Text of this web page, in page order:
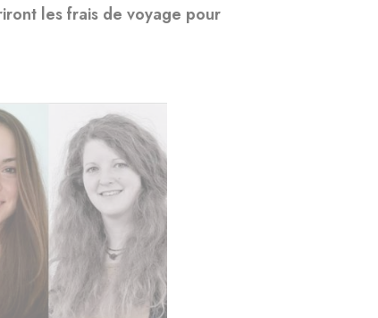
les frais de voyage pour